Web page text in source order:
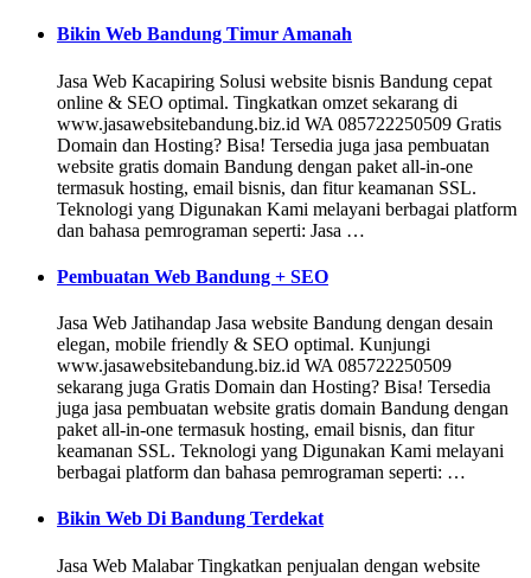
Bikin Web Bandung Timur Amanah
Jasa Web Kacapiring Solusi website bisnis Bandung cepat
online & SEO optimal. Tingkatkan omzet sekarang di
www.jasawebsitebandung.biz.id WA 085722250509 Gratis
Domain dan Hosting? Bisa! Tersedia juga jasa pembuatan
website gratis domain Bandung dengan paket all-in-one
termasuk hosting, email bisnis, dan fitur keamanan SSL.
Teknologi yang Digunakan Kami melayani berbagai platform
dan bahasa pemrograman seperti: Jasa …
Pembuatan Web Bandung + SEO
Jasa Web Jatihandap Jasa website Bandung dengan desain
elegan, mobile friendly & SEO optimal. Kunjungi
www.jasawebsitebandung.biz.id WA 085722250509
sekarang juga Gratis Domain dan Hosting? Bisa! Tersedia
juga jasa pembuatan website gratis domain Bandung dengan
paket all-in-one termasuk hosting, email bisnis, dan fitur
keamanan SSL. Teknologi yang Digunakan Kami melayani
berbagai platform dan bahasa pemrograman seperti: …
Bikin Web Di Bandung Terdekat
Jasa Web Malabar Tingkatkan penjualan dengan website